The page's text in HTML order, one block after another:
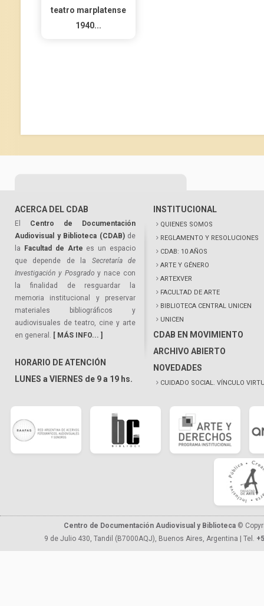
teatro marplatense
1940...
ACERCA DEL CDAB
El Centro de Documentación
Audiovisual y Biblioteca (CDAB)de
la
Facultad de Arte es un espacio
que depende de la Secretaría de
Investigación y Posgrado y nace con
la finalidad de resguardar la
memoria institucional y preservar
materiales bibliográficos y
audiovisuales de teatro, cine y arte
en general. [ MÁS INFO... ]
HORARIO DE ATENCIÓN
LUNES a VIERNES de 9 a 19 hs.
INSTITUCIONAL
QUIENES SOMOS
REGLAMENTO Y RESOLUCIONES
CDAB: 10 AÑOS
ARTE Y GÉNERO
ARTEXVER
FACULTAD DE ARTE
BIBLIOTECA CENTRAL UNICEN
UNICEN
CDAB EN MOVIMIENTO
ARCHIVO ABIERTO
NOVEDADES
CUIDADO SOCIAL. VÍNCULO
Centro de Documentación Audiovisual y Biblioteca ©
9 de Julio 430, Tandil (B7000AQJ), Buenos Aires, Argentina | Tel.